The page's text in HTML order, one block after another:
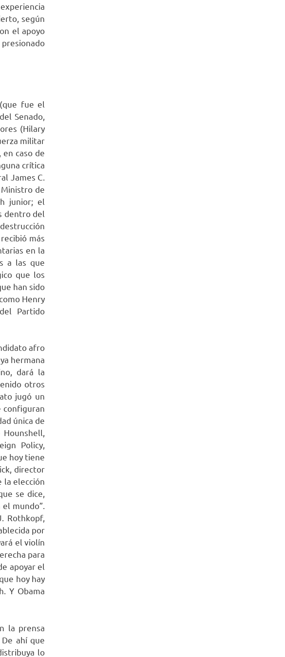
según
el apoyo
fue el
Senado,
(Hilary
militar
caso de
crítica
James C.
de
junior; el
dentro del
más
en la
a las que
que los
han sido
Henry
Partido
afro
hermana
dará la
otros
jugó un
configuran
única de
Policy,
hoy tiene
director
la elección
se dice,
mundo”.
Rothkopf,
por
el violín
para
apoyar el
hoy hay
Y Obama
la prensa
ahí que
lo